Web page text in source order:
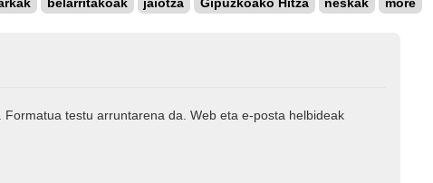
belarritakoak jaiotza Gipuzkoako Hitza neskak more
testu arruntarena da. Web eta e-posta helbideak